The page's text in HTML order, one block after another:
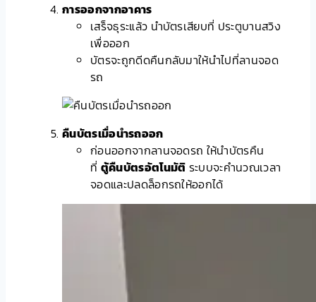
การออกจากอาคาร
เสร็จธุระแล้ว นำบัตรเสียบที่ ประตูบานสวิง
เพื่อออก
บัตรจะถูกดีดคืนกลับมาให้นำไปที่ลานจอด
รถ
คืนบัตรเมื่อนำรถออก
ก่อนออกจากลานจอดรถ ให้นำบัตรคืน
ที่ ตู้คืนบัตรอัตโนมัติ ระบบจะคำนวณเวลา
จอดและปลดล็อกรถให้ออกได้